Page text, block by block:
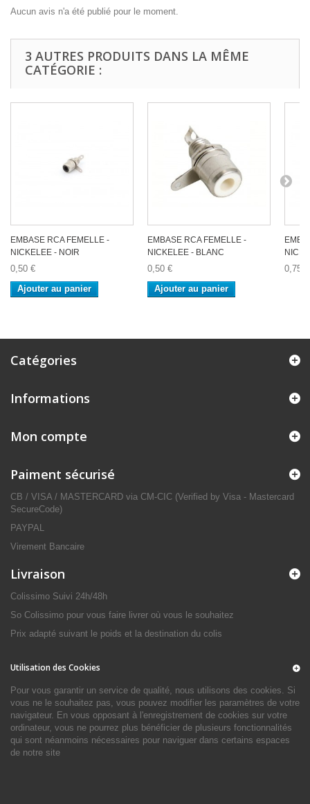
Aucun avis n'a été publié pour le moment.
3 AUTRES PRODUITS DANS LA MÊME
CATÉGORIE :
EMBASE RCA FEMELLE -
NICKELEE - NOIR
0,50 €
Ajouter au panier
EMBASE RCA FEMELLE -
NICKELEE - BLANC
0,50 €
Ajouter au panier
0,75 €
Catégories
Informations
Mon compte
Paiment sécurisé
CB / VISA / MASTERCARD via CM-CIC (Verified by Visa - Mastercard
SecureCode)
PAYPAL
Virement Bancaire
Livraison
Colissimo Suivi 24h/48h
So Colissimo pour vous faire livrer où vous le souhaitez
Prix adapté suivant le poids et la destination du colis
Utilisation des Cookies
Pour vous garantir un service de qualité, nous utilisons des cookies. Si
vous ne le souhaitez pas, vous pouvez modifier les paramètres de votre
navigateur. En vous opposant à l'enregistrement de cookies sur votre
ordinateur, vous ne pourrez plus bénéficier de plusieurs fonctionnalités
qui sont néanmoins nécessaires pour naviguer dans certains espaces
de notre site